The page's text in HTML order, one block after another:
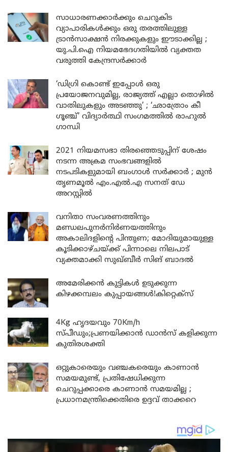
സാധാരണക്കാർക്കും ചെറുകിട
വ്യാപാരികൾക്കും ഒരു തരത്തിലുള്ള
ട്രാൻസാക്ഷൻ നിരക്കുകളും ഈടാക്കില്ല ;
യു.പി.ഐ നിയമഭേദഗതിയിൽ വ്യക്തത
വരുത്തി കേന്ദ്രസർക്കാർ
‘ഡിഗ്രി കൊണ്ട് ഇപ്പോൾ ഒരു
പ്രയോജനവുമില്ല, രാജ്യത്ത് എല്ലാ തൊഴിൽ
വാതിലുകളും അടഞ്ഞു’ ; ‘ഛാത്രോം കീ
ഗൂഞ്ച്’ വിദ്യാർത്ഥി സംഗമത്തിൽ രാഹുൽ
ഗാന്ധി
2021 നിയമസഭാ തിരഞ്ഞെടുപ്പിന് ശേഷം
നടന്ന അക്രമ സംഭവങ്ങളിൽ
നടപടികളുമായി ബംഗാൾ സർക്കാർ ; മുൻ
തൃണമൂൽ എം.എൽ.എ സനത് ഡേ
അറസ്റ്റിൽ
വനിതാ സംവരണത്തിനും
മണ്ഡലപുനർനിർണയത്തിനും
അകാലിദളിന്റെ പിന്തുണ; മോദിയുമായുള്ള
കൂടിക്കാഴ്ചയ്ക്ക് പിന്നാലെ നിലപാട്
വ്യക്തമാക്കി സുഖ്ബീർ സിങ് ബാദൽ
അമേരിക്കൻ കുട്ടികൾ ഉടുക്കുന്ന
കിഴക്കമ്പലം കുപ്പായങ്ങൾ!കിറ്റെക്സ്
4Kg ഹൃദയവും 70Km/h
സ്പീഡും;പ്രണയിക്കാൻ ഡാൻസ് കളിക്കുന്ന
കുതിരശക്തി
ഒറ്റുകാരെയും വഞ്ചകരെയും കാണാൻ
സമയമുണ്ട്, പ്രതിഷേധിക്കുന്ന
ചെറുപ്പക്കാരെ കാണാൻ സമയമില്ല ;
പ്രധാനമന്ത്രിക്കെതിരെ ഉദ്ദവ് താക്കറെ